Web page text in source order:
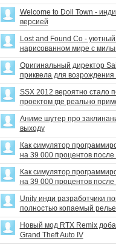
Welcome to Doll Town -
версией
Lost and Found Co -
нарисованном мире с
Оригинальный директор
приквела для возрождения
SSX 2012 вероятно
проектом где реально
Аниме шутер про
выходу
Как симулятор
на 39 000 процентов
Как симулятор
на 39 000 процентов
Unity инди разработчики
полностью копаемый
Новый мод RTX Remix
Grand Theft Auto IV